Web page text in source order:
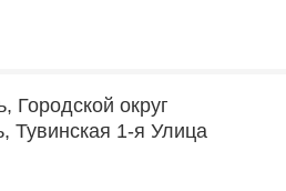
Городской округ
Тувинская 1-я Улица